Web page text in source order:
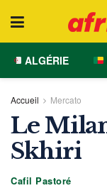
ALGÉRIE
Accueil Mercato
Le
Skhiri
Cafil Pastoré